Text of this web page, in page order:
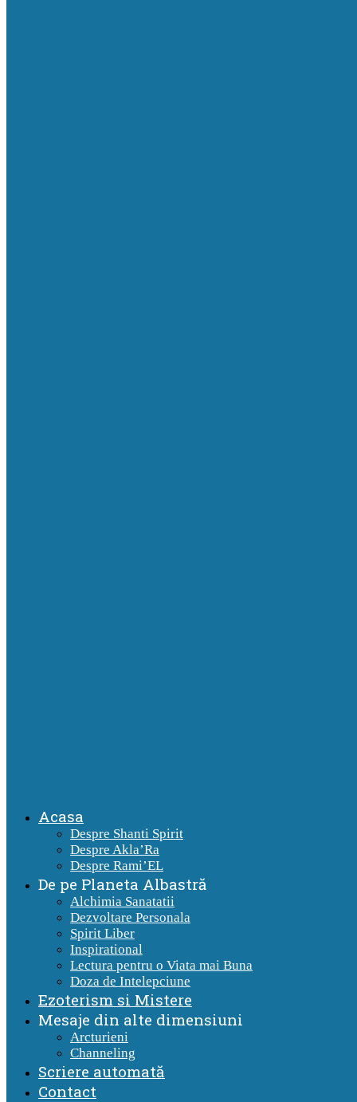
Acasa
Despre Shanti Spirit
Despre Akla’Ra
Despre Rami’EL
De pe Planeta Albastră
Alchimia Sanatatii
Dezvoltare Personala
Spirit Liber
Inspirational
Lectura pentru o Viata mai Buna
Doza de Intelepciune
Ezoterism si Mistere
Mesaje din alte dimensiuni
Arcturieni
Channeling
Scriere automată
Contact